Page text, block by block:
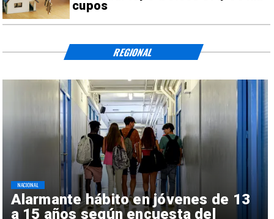
cupos
Alarmante hábito en jóvenes de 13
a 15 años según encuesta del
NACIONAL
REGIONAL